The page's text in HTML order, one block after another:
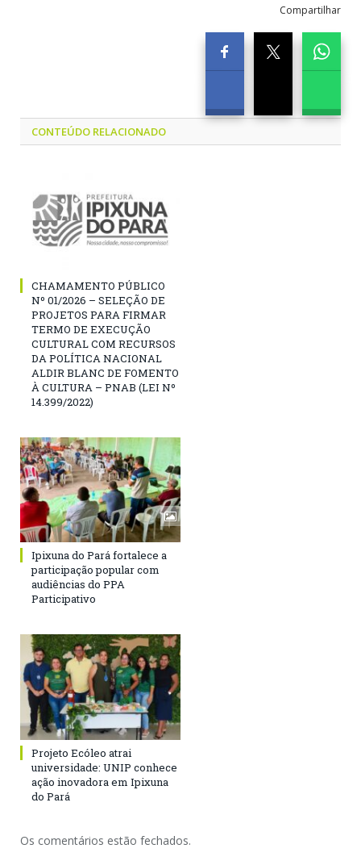
Compartilhar
CONTEÚDO RELACIONADO
CHAMAMENTO PÚBLICO
Nº 01/2026 – SELEÇÃO DE
PROJETOS PARA FIRMAR
TERMO DE EXECUÇÃO
CULTURAL COM RECURSOS
DA POLÍTICA NACIONAL
ALDIR BLANC DE FOMENTO
À CULTURA – PNAB (LEI Nº
14.399/2022)
Ipixuna do Pará fortalece a
participação popular com
audiências do PPA
Participativo
Projeto Ecóleo atrai
universidade: UNIP conhece
ação inovadora em Ipixuna
do Pará
Os comentários estão fechados.